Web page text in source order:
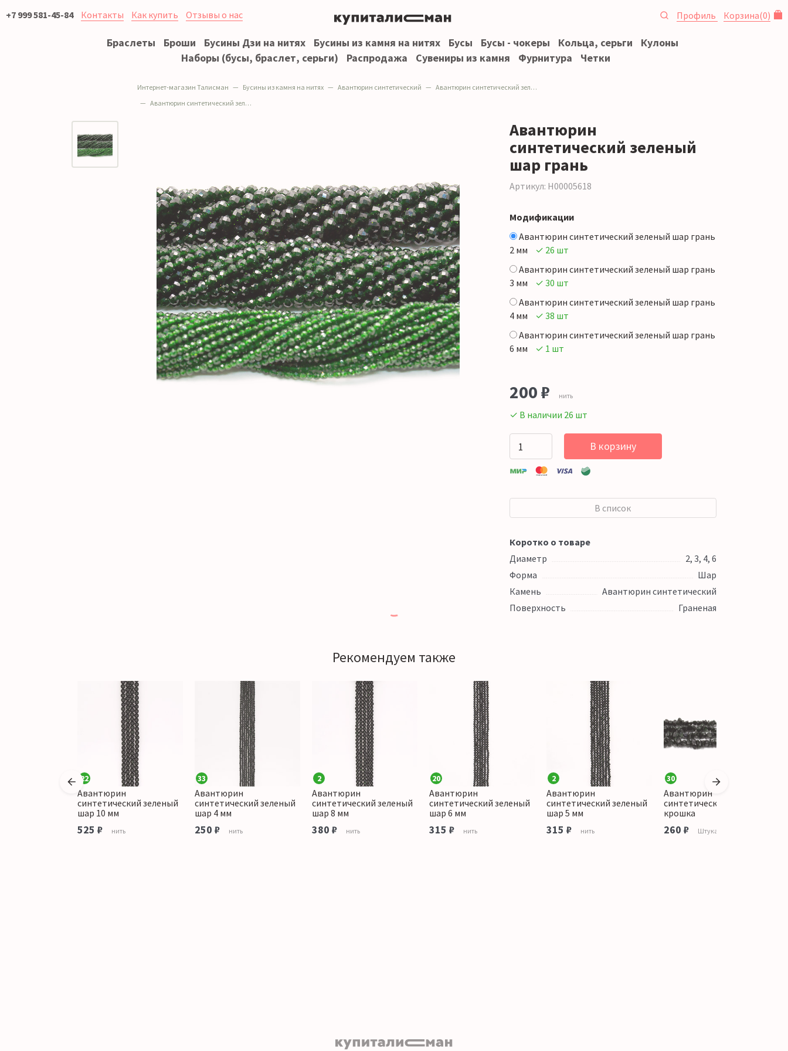
+7 999 581-45-84 Контакты Как купить Отзывы о нас Профиль Корзина(0)
Браслеты Броши Бусины Дзи на нитях Бусины из камня на нитях Бусы Бусы - чокеры Кольца, серьги
Кулоны
Наборы (бусы, браслет, серьги)
Распродажа Сувениры из камня Фурнитура Четки
Интернет-магазин Талисман Бусины из камня на нитях Авантюрин синтетический
Авантюрин синтетический зеленый
Авантюрин синтетический зеленый шар грань
Авантюрин
синтетический зеленый
шар грань
Артикул: Н00005618
Модификации
Авантюрин синтетический зеленый шар грань
2 мм
✓ 26 шт
Авантюрин синтетический зеленый шар грань
3 мм
✓ 30 шт
Авантюрин синтетический зеленый шар грань
4 мм
✓ 38 шт
Авантюрин синтетический зеленый шар грань
6 мм
✓ 1 шт
200₽ нить
✓ В наличии 26 шт
В корзину
В список
Коротко о товаре
Диаметр
2, 3, 4, 6
Форма
Шар
Камень
Авантюрин синтетический
Поверхность
Граненая
Рекомендуем также
22
Авантюрин
синтетический зеленый
шар 10 мм
525 ₽ нить
33
Авантюрин
синтетический зеленый
шар 4 мм
250 ₽ нить
2
Авантюрин
синтетический зеленый
шар 8 мм
380 ₽ нить
20
Авантюрин
синтетический зеленый
шар 6 мм
315 ₽ нить
2
Авантюрин
синтетический зеленый
шар 5 мм
315 ₽ нить
30
Авантюрин
синтетический зеленый
крошка
260 ₽ Штука